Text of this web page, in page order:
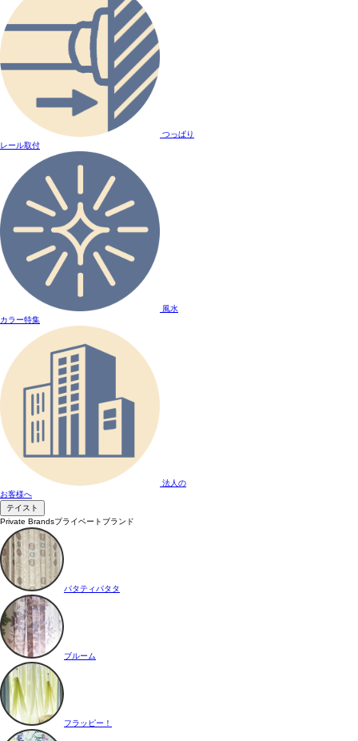
つっぱり
レール取付
風水
カラー特集
法人の
お客様へ
テイスト
Private Brandsプライベートブランド
パタティパタタ
ブルーム
フラッピー！